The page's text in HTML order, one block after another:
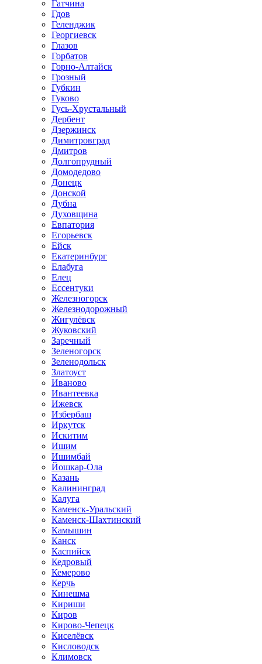
Гатчина
Гдов
Геленджик
Георгиевск
Глазов
Горбатов
Горно-Алтайск
Грозный
Губкин
Гуково
Гусь-Хрустальный
Дербент
Дзержинск
Димитровград
Дмитров
Долгопрудный
Домодедово
Донецк
Донской
Дубна
Духовщина
Евпатория
Егорьевск
Ейск
Екатеринбург
Елабуга
Елец
Ессентуки
Железногорск
Железнодорожный
Жигулёвск
Жуковский
Заречный
Зеленогорск
Зеленодольск
Златоуст
Иваново
Ивантеевка
Ижевск
Избербаш
Иркутск
Искитим
Ишим
Ишимбай
Йошкар-Ола
Казань
Калининград
Калуга
Каменск-Уральский
Каменск-Шахтинский
Камышин
Канск
Каспийск
Кедровый
Кемерово
Керчь
Кинешма
Кириши
Киров
Кирово-Чепецк
Киселёвск
Кисловодск
Климовск